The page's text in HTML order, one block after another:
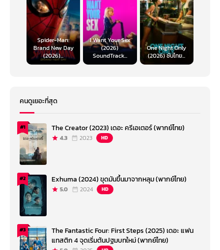
Spider-Man:
Brand New Day
(2026)...
I Want Your Sex
(2026)
SoundTrack...
One Night Only
(2026) ซับไทย...
คนดูเยอะที่สุด
#1 The Creator (2023) เดอะ ครีเอเตอร์ (พากย์ไทย)
4.3 2023 HD
#2 Exhuma (2024) ขุดมันขึ้นมาจากหลุม (พากย์ไทย)
5.0 2024 HD
#3
The Fantastic Four: First Steps (2025) เดอะ แฟน
แทสติก 4 จุดเริ่มต้นปฐมบทใหม่ (พากย์ไทย)